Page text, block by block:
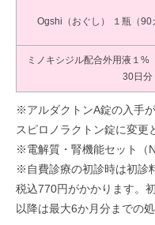
Ogshi（おぐし） １瓶（
ミノキシジル配合外用液１
30日分
※アルダクトンA錠の入手
スピロノラクトン錠に変更
※電解質・腎機能セット（
※自費診療の初診時は初
税込770円がかかります。
以降は最大6か月分までの